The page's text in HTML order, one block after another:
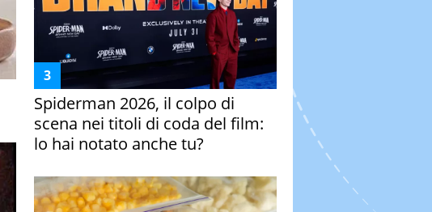
Spiderman 2026, il colpo di
scena nei titoli di coda del film:
lo hai notato anche tu?